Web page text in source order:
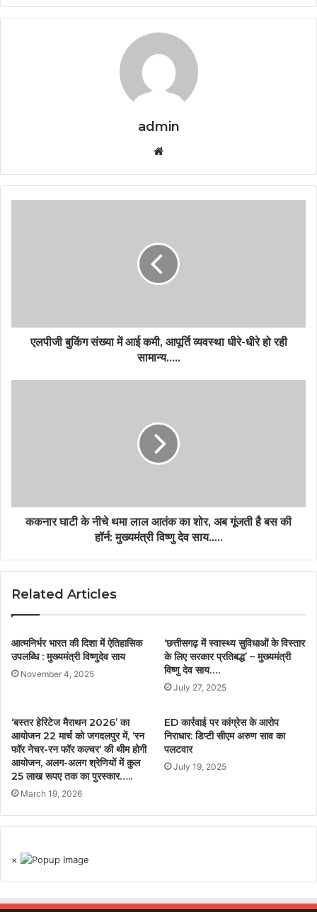
admin
एलपीजी बुकिंग संख्या में आई कमी, आपूर्ति व्यवस्था धीरे-धीरे हो रही
सामान्य…..
ककनार घाटी के नीचे थमा लाल आतंक का शोर, अब गूंजती है बस की
हॉर्न: मुख्यमंत्री विष्णु देव साय…..
Related Articles
आत्मनिर्भर भारत की दिशा में ऐतिहासिक
उपलब्धि : मुख्यमंत्री विष्णुदेव साय
November 4, 2025
‘छत्तीसगढ़ में स्वास्थ्य सुविधाओं के विस्तार
के लिए सरकार प्रतिबद्ध’ – मुख्यमंत्री
विष्णु देव साय….
July 27, 2025
‘बस्तर हेरिटेज मैराथन 2026’ का
आयोजन 22 मार्च को जगदलपुर में, ‘रन
फॉर नेचर-रन फॉर कल्चर‘ की थीम होगी
आयोजन, अलग-अलग श्रेणियों में कुल
25 लाख रूपए तक का पुरस्कार…..
March 19, 2026
ED कार्रवाई पर कांग्रेस के आरोप
निराधार: डिप्टी सीएम अरुण साव का
पलटवार
July 19, 2025
×